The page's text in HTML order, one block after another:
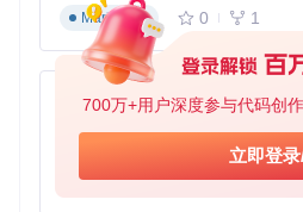
700万+用户深度参与代码创
立即登
Markdown
0 1
py-xiaozhi
Python
0 1